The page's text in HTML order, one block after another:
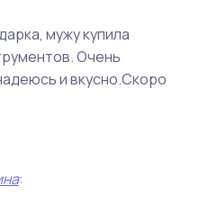
мужу купила
Очень
и вкусно.Скоро
: